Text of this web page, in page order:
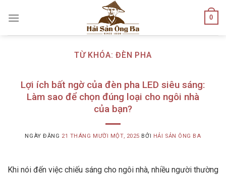
0
TỪ KHÓA:ĐÈN PHA
Lợi ích bất ngờ của đèn pha LED siêu sáng:
Làm sao để chọn đúng loại cho ngôi nhà
của bạn?
NGÀY ĐĂNG 21 THÁNG MƯỜI MỘT, 2025 BỞI HẢI SẢN ÔNG BA
Khi nói đến việc chiếu sáng cho ngôi nhà, nhiều người thường